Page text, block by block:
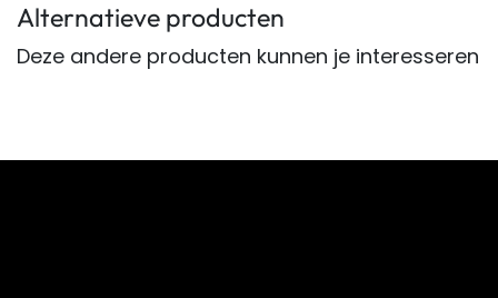
Alternatieve producten
Deze andere producten kunnen je interesseren